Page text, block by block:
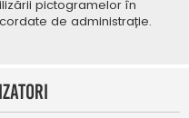
pictogramelor în
de administrație.